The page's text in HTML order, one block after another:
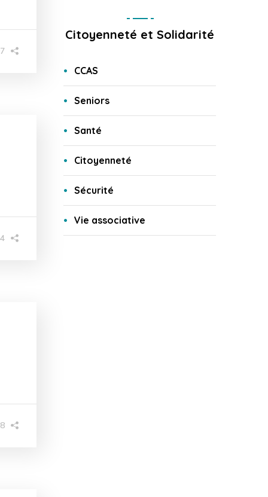
Citoyenneté et Solidarité
CCAS
Seniors
Santé
Citoyenneté
Sécurité
Vie associative